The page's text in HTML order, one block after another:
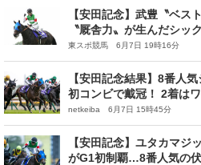
【安田記念】武豊〝ベス
〝厩舎力〟が生んだシッ
東スポ競馬 6月7日 19時16分
【安田記念結果】8番人
初コンビで戴冠！ 2着は
スの同着
netkeiba 6月7日 15時45分
【安田記念】ユタカマジ
がG1初制覇…8番人気の